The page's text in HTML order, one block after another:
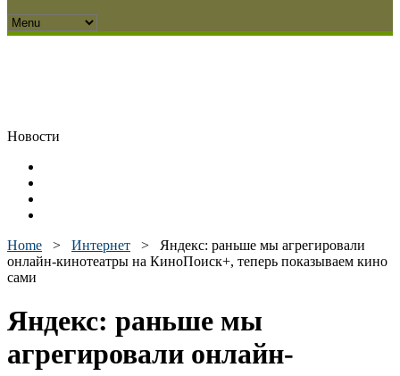
Новости
Home > Интернет > Яндекс: раньше мы агрегировали
онлайн-кинотеатры на КиноПоиск+, теперь показываем кино
сами
Яндекс: раньше мы
агрегировали онлайн-